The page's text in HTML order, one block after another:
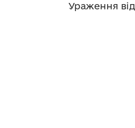
Ураження